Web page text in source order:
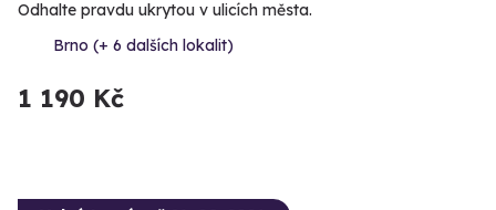
Odhalte pravdu ukrytou v ulicích města.
Brno (+ 6 dalších lokalit)
1 190 Kč